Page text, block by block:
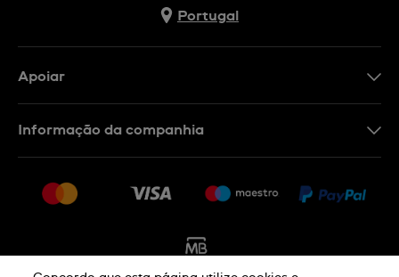
Portugal
Apoiar
Rescindir o contrato
Informação da companhia
Carreiras